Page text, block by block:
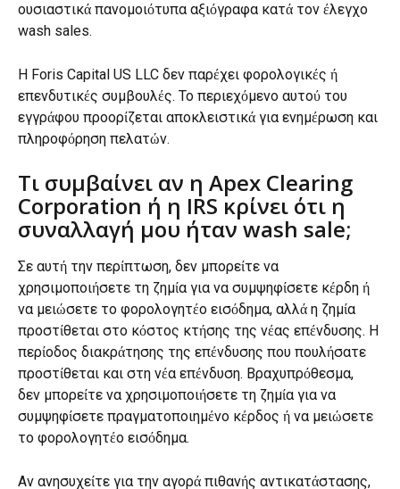
ουσιαστικά πανομοιότυπα αξιόγραφα κατά τον έλεγχο
wash sales.
Η Foris Capital US LLC δεν παρέχει φορολογικές ή
επενδυτικές συμβουλές. Το περιεχόμενο αυτού του
εγγράφου προορίζεται αποκλειστικά για ενημέρωση και
πληροφόρηση πελατών.
Τι συμβαίνει αν η Apex Clearing
Corporation ή η IRS κρίνει ότι η
συναλλαγή μου ήταν wash sale;
Σε αυτή την περίπτωση, δεν μπορείτε να
χρησιμοποιήσετε τη ζημία για να συμψηφίσετε κέρδη ή
να μειώσετε το φορολογητέο εισόδημα, αλλά η ζημία
προστίθεται στο κόστος κτήσης της νέας επένδυσης. Η
περίοδος διακράτησης της επένδυσης που πουλήσατε
προστίθεται και στη νέα επένδυση. Βραχυπρόθεσμα,
δεν μπορείτε να χρησιμοποιήσετε τη ζημία για να
συμψηφίσετε πραγματοποιημένο κέρδος ή να μειώσετε
το φορολογητέο εισόδημα.
Αν ανησυχείτε για την αγορά πιθανής αντικατάστασης,